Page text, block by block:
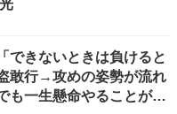
できないときは負けると
敢行→攻めの姿勢が流れ
も一生懸命やることが」